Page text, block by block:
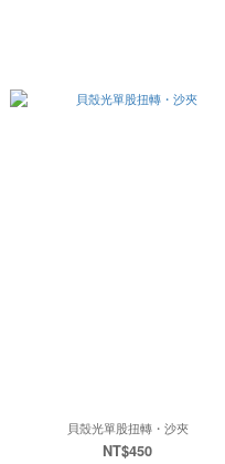
貝殼光單股扭轉・沙夾
NT$450